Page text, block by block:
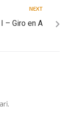
NEXT
– Giro en A